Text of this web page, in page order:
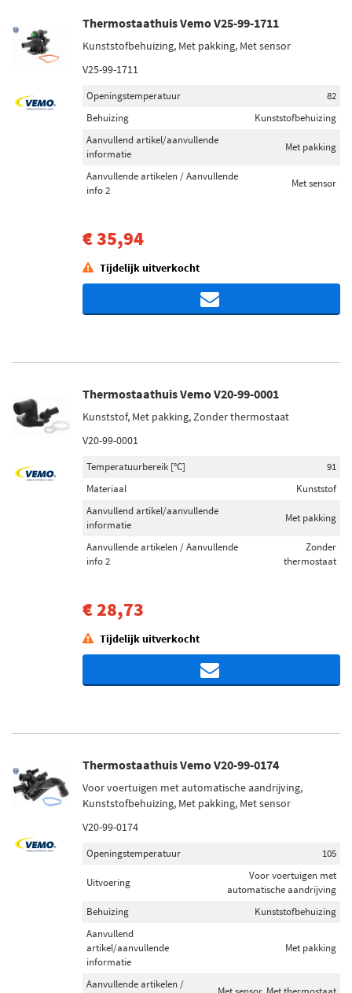
Thermostaathuis Vemo V25-99-1711
Kunststofbehuizing, Met pakking, Met sensor
V25-99-1711
Openingstemperatuur
82
Behuizing
Kunststofbehuizing
Aanvullend artikel/aanvullende
informatie
Met pakking
Aanvullende artikelen / Aanvullende
info 2
Met sensor
€ 35,94
Tijdelijk uitverkocht
Thermostaathuis Vemo V20-99-0001
Kunststof, Met pakking, Zonder thermostaat
V20-99-0001
Temperatuurbereik [°C]
91
Materiaal
Kunststof
Aanvullend artikel/aanvullende
informatie
Met pakking
Aanvullende artikelen / Aanvullende
info 2
Zonder
thermostaat
€ 28,73
Tijdelijk uitverkocht
Thermostaathuis Vemo V20-99-0174
Voor voertuigen met automatische aandrijving,
Kunststofbehuizing, Met pakking, Met sensor
V20-99-0174
Openingstemperatuur 105
Uitvoering
Voor voertuigen met
automatische aandrijving
Behuizing
Kunststofbehuizing
Aanvullend
artikel/aanvullende
informatie
Met pakking
Aanvullende artikelen /